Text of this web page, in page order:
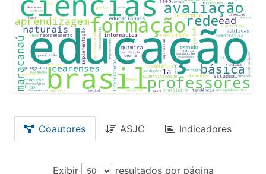
Coautores ASJC Indicadores
Exibir
resultados por página